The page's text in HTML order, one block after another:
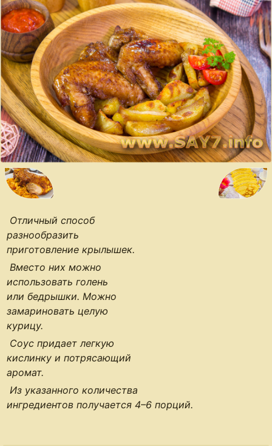
Отличный способ
разнообразить
приготовление крылышек.
Вместо них можно
использовать голень
или бедрышки. Можно
замариновать целую
курицу.
Соус придает легкую
кислинку и потрясающий
аромат.
Из указанного количества
ингредиентов получается4–6 порций.